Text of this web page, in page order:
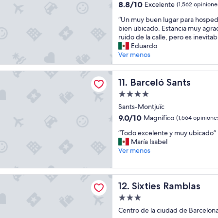
o
b
u
e
a
u
b
i
a
c
i
n
”
l
y
m
u
c
á
l
i
d
a
l
a
t
e
n
i
n
.
o
t
u
b
i
a
c
i
ó
n
8.8
10,
Excelente,
(1,562
opiniones)
8.8/10 Excelente (1,562
“
U
n
m
u
y
b
u
n
l
u
a
p
r
a
h
o
s
p
“Un muy buen lugar para
bien ubicado. Estancia muy
ruido de la calle, pero es
Eduardo
Ver menos
11. Barceló Sants
Barceló Sants
Propiedad
de
4.0
Sants-Montjuïc
9.0
10,
Magnífico,
(1,564
9.0/10 Magnífico (1,564
“
T
o
o
e
x
e
l
“Todo excelente y muy ubicado”
María Isabel
Ver menos
12. Sixties Ramblas
Sixties Ramblas
Propiedad
de
Centro de la ciudad de